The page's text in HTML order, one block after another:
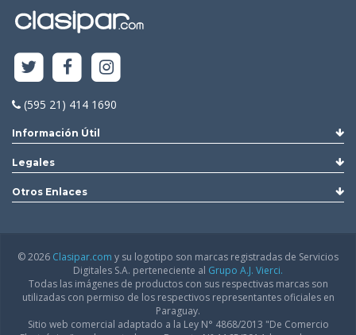
(595 21) 414 1690
Información Útil
Legales
Otros Enlaces
© 2026 Clasipar.com y su logotipo son marcas registradas de Servicios
Digitales S.A. perteneciente al Grupo A.J. Vierci.
Todas las imágenes de productos con sus respectivas marcas son
utilizadas con permiso de los respectivos representantes oficiales en
Paraguay.
Sitio web comercial adaptado a la Ley N° 4868/2013 "De Comercio